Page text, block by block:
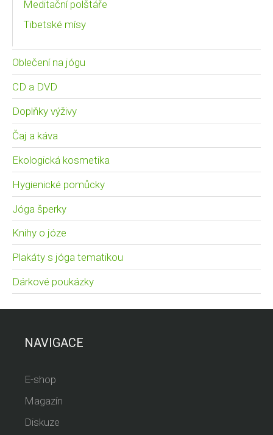
Meditační polštáře
Tibetské mísy
Oblečení na jógu
CD a DVD
Doplňky výživy
Čaj a káva
Ekologická kosmetika
Hygienické pomůcky
Jóga šperky
Knihy o józe
Plakáty s jóga tematikou
Dárkové poukázky
NAVIGACE
E-shop
Magazín
Diskuze